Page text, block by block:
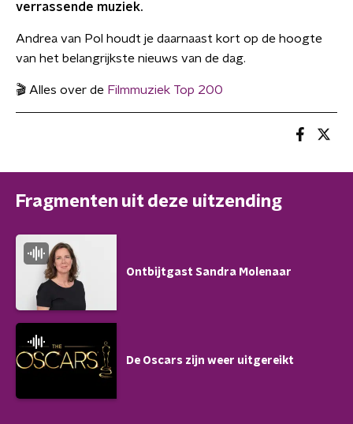
verrassende muziek.
Andrea van Pol houdt je daarnaast kort op de hoogte
van het belangrijkste nieuws van de dag.
🎬 Alles over de Filmmuziek Top 200
Fragmenten uit deze uitzending
Ontbijtgast Sandra Molenaar
De Oscars zijn weer uitgereikt